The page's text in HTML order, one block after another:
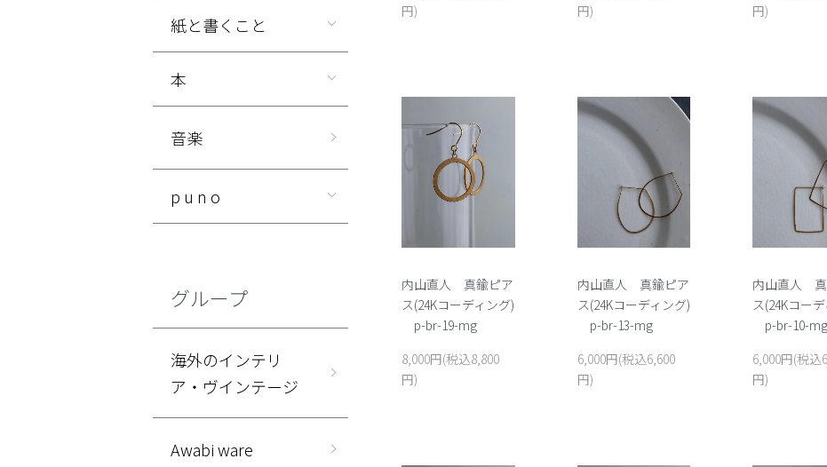
円)
円)
円)
内山直人 真鍮ピア
ス(24Kコーディング)
p-br-19-mg
8,000円(税込8,800
円)
内山直人 真鍮ピア
ス(24Kコーディング)
p-br-13-mg
6,000円(税込6,600
円)
内山直人
ス(24Kコー
p-br-10-mg
6,000円(税込
円)
紙と書くこと
本
音楽
p u n o
グループ
海外のインテリ
ア・ヴインテージ
Awabi ware